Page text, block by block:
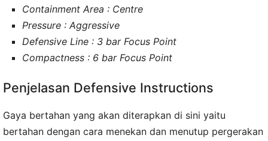
Containment Area : Centre
Pressure : Aggressive
Defensive Line : 3 bar Focus Point
Compactness : 6 bar Focus Point
Penjelasan Defensive Instructions
Gaya bertahan yang akan diterapkan di sini yaitu
bertahan dengan cara menekan dan menutup pergerakan